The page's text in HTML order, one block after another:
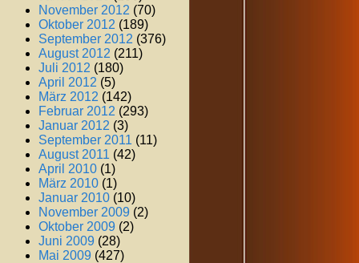
November 2012 (70)
Oktober 2012 (189)
September 2012 (376)
August 2012 (211)
Juli 2012 (180)
April 2012 (5)
März 2012 (142)
Februar 2012 (293)
Januar 2012 (3)
September 2011 (11)
August 2011 (42)
April 2010 (1)
März 2010 (1)
Januar 2010 (10)
November 2009 (2)
Oktober 2009 (2)
Juni 2009 (28)
Mai 2009 (427)